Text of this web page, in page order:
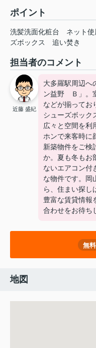
ポイント
洗髪洗面化粧台 ネット
ズボックス
追い焚き
担当者のコメント
近藤 盛紀
大多羅駅周辺へ
ン益野 Ｂ」。
などが揃ってお
シューズボック
広々と空間を利
ホンで来客時に
新築物件をご検
か。夏も冬もお
ないエアコン付
な物件です。岡
ら、住まい探し
豊富な賃貸情報
合わせをお待ち
無料
地図